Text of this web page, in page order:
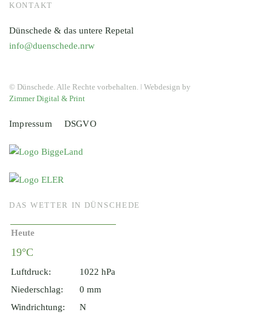
KONTAKT
Dünschede & das untere Repetal
info@duenschede.nrw
© Dünschede. Alle Rechte vorbehalten. ǀ Webdesign by
Zimmer Digital & Print
Impressum DSGVO
DAS WETTER IN DÜNSCHEDE
Heute
19°C
Luftdruck:
1022 hPa
Niederschlag:
0 mm
Windrichtung:
N